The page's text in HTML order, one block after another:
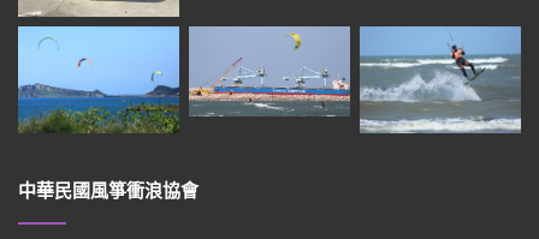
中華民國風箏衝浪協會